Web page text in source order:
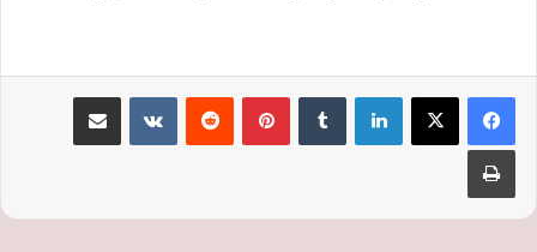
لينكدإن بينتيريست